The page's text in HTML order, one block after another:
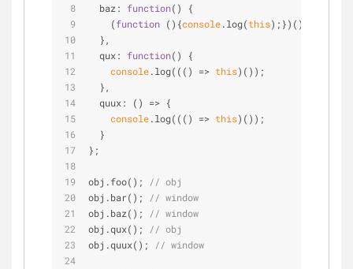
baz: function( )
{
    (
function ( ) {console.log(this);})();
  },
qux: function( )
{
console.log(( () => this)());
  },
quux: () => {
console.log(( () => this)());
  }
};
obj.foo();
// obj
obj.bar();
// window
obj.baz();
// window
obj.qux();
// obj
obj.quux();
// window